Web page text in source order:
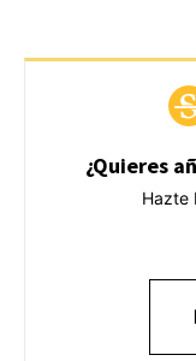
¿Quieres
Hazte